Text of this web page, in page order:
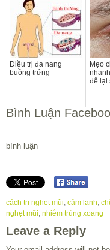
Điều trị đa nang
buồng trứng
Mẹo
để lại
Bình Luận
bình luận
cách trị nghẹt mũi, cảm lạnh,
nghẹt mũi, nhiễm trùng xoang
Leave a Reply